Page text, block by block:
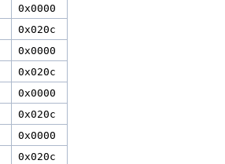
0x0000
0x020c
0x0000
0x020c
0x0000
0x020c
0x0000
0x020c